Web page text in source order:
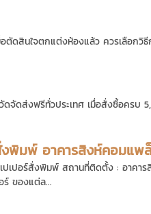
ดสินใจตกแต่งห้องแล้ว ควรเลือก
ส่งฟรีทั่วประเทศ เมื่อสั่งซื้อครบ
งพิมพ์ อาคารสิงห์คอมแพ
ปเปอร์สั่งพิมพ์ สถานที่ติดตั้ง : อาคา
ร์ ของแต่ล...